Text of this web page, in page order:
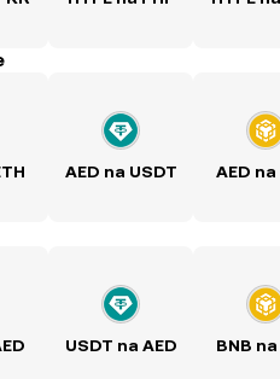
AED na USDT AED na
USDT na AED BNB na